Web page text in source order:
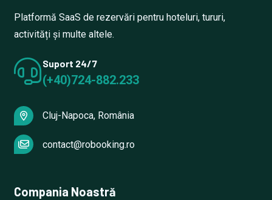
Platformă SaaS de rezervări pentru hoteluri, tururi,
activități și multe altele.
Suport 24/7
(+40)724-882.233
Cluj-Napoca, România
contact@robooking.ro
Compania Noastră